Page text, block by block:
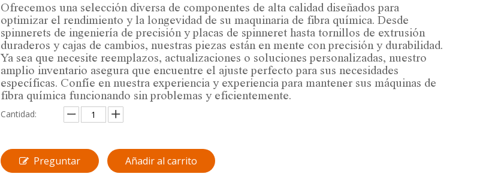
Ofrecemos una selección diversa de componentes de alta calidad diseñados para
optimizar el rendimiento y la longevidad de su maquinaria de fibra química. Desde
spinnerets de ingeniería de precisión y placas de spinneret hasta tornillos de extrusión
duraderos y cajas de cambios, nuestras piezas están en mente con precisión y durabilidad.
Ya sea que necesite reemplazos, actualizaciones o soluciones personalizadas, nuestro
amplio inventario asegura que encuentre el ajuste perfecto para sus necesidades
específicas. Confíe en nuestra experiencia y experiencia para mantener sus máquinas de
fibra química funcionando sin problemas y eficientemente.
Cantidad:
Preguntar Añadir al carrito